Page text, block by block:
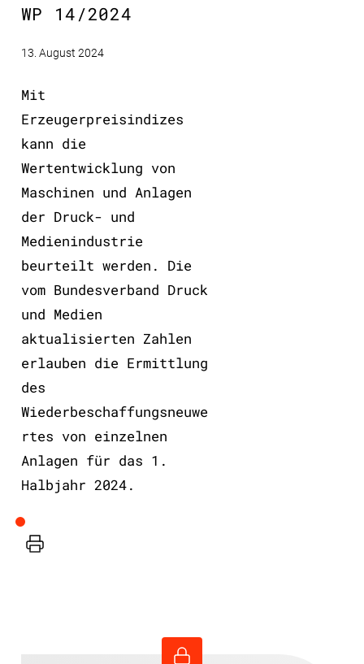
WP 14/2024
13. August 2024
Mit
Erzeugerpreisindizes
kann die
Wertentwicklung von
Maschinen und Anlagen
der Druck- und
Medienindustrie
beurteilt werden. Die
vom Bundesverband Druck
und Medien
aktualisierten Zahlen
erlauben die Ermittlung
des
Wiederbeschaffungsneuwe
rtes von einzelnen
Anlagen für das 1.
Halbjahr 2024.
Drucker